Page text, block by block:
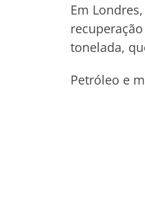
Em
tonelada,
Petróleo e